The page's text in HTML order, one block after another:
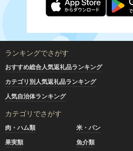
ランキングでさがす
おすすめ総合人気返礼品ランキング
カテゴリ別人気返礼品ランキング
人気自治体ランキング
カテゴリでさがす
肉・ハム類 米・パン
果実類
魚介類